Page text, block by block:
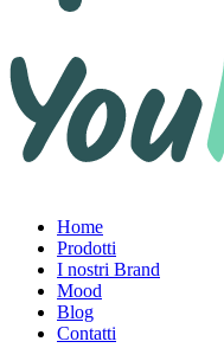
Home
Prodotti
I nostri Brand
Mood
Blog
Contatti